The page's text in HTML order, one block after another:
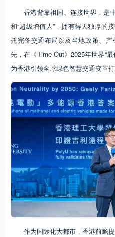
香港背靠祖国、连接世界，是
和“超级增值人”，拥有得天独厚的
托完备交通布局以及当地政策、
先，在《Time Out》2025年世界“
为香港引领全球绿色智慧交通变革打
作为国际化大都市，香港前瞻